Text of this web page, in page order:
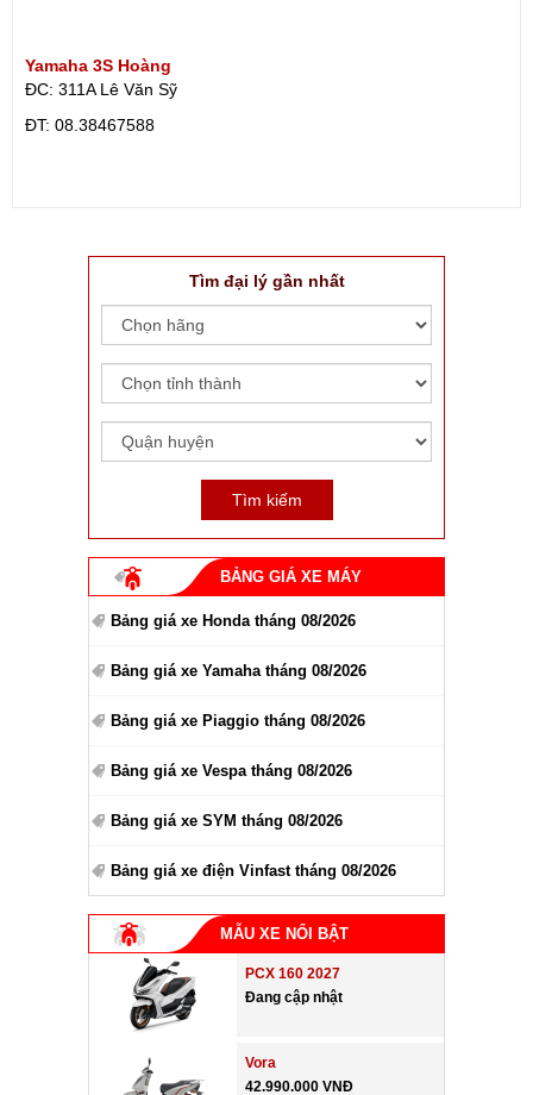
Yamaha 3S Hoàng
ĐC: 311A Lê Văn Sỹ
ÐT: 08.38467588
Tìm đại lý gần nhất
BẢNG GIÁ XE MÁY
Bảng giá xe Honda tháng 08/2026
Bảng giá xe Yamaha tháng 08/2026
Bảng giá xe Piaggio tháng 08/2026
Bảng giá xe Vespa tháng 08/2026
Bảng giá xe SYM tháng 08/2026
Bảng giá xe điện Vinfast tháng 08/2026
MẪU XE NỔI BẬT
PCX 160 2027
Đang cập nhật
Vora
42.990.000 VNĐ